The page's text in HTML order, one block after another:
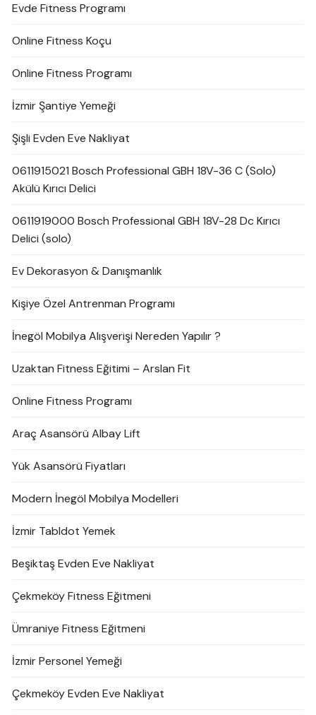
Evde Fitness Programı
Online Fitness Koçu
Online Fitness Programı
İzmir Şantiye Yemeği
Şişli Evden Eve Nakliyat
0611915021 Bosch Professional GBH 18V-36 C (Solo)
Akülü Kırıcı Delici
0611919000 Bosch Professional GBH 18V-28 Dc Kırıcı
Delici (solo)
Ev Dekorasyon & Danışmanlık
Kişiye Özel Antrenman Programı
İnegöl Mobilya Alışverişi Nereden Yapılır ?
Uzaktan Fitness Eğitimi – Arslan Fit
Online Fitness Programı
Araç Asansörü Albay Lift
Yük Asansörü Fiyatları
Modern İnegöl Mobilya Modelleri
İzmir Tabldot Yemek
Beşiktaş Evden Eve Nakliyat
Çekmeköy Fitness Eğitmeni
Ümraniye Fitness Eğitmeni
İzmir Personel Yemeği
Çekmeköy Evden Eve Nakliyat